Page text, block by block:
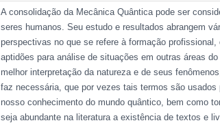
A consolidação da Mecânica Quântica pode ser
seres humanos. Seu estudo e resultados abrangem
perspectivas no que se refere à formação
aptidões para análise de situações em outras áreas
melhor interpretação da natureza e de seus
faz necessária, que por vezes tais termos são
nosso conhecimento do mundo quântico, bem como
seja abundante na literatura a existência de textos e